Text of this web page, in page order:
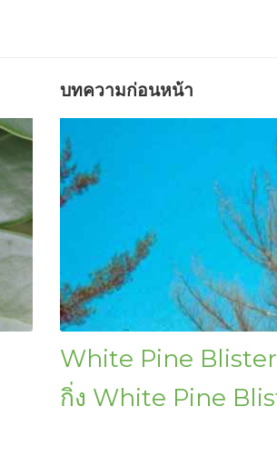
บทความก่อนหน้า
White Pine
กิ่ง White Pine